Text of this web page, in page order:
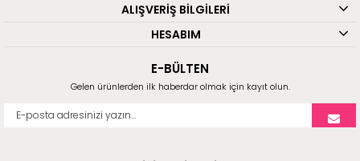
ALIŞVERİŞ BİLGİLERİ
HESABIM
E-BÜLTEN
Gelen ürünlerden ilk haberdar olmak için kayıt olun.